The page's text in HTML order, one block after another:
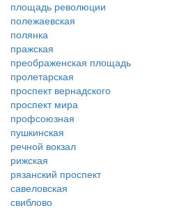
площадь революции
полежаевская
полянка
пражская
преображенская площадь
пролетарская
проспект вернадского
проспект мира
профсоюзная
пушкинская
речной вокзал
рижская
рязанский проспект
савеловская
свиблово